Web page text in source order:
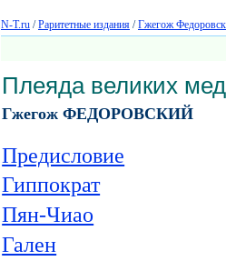
N-T.ru /Раритетные издания /Гжегож
Плеяда великих
Гжегож ФЕДОРОВСКИЙ
Предисловие
Гиппократ
Пян-Чиао
Гален